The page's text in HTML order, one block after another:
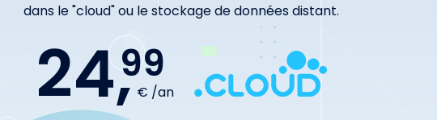
dans le "cloud" ou le stockage de données distant.
24,99
€ /an